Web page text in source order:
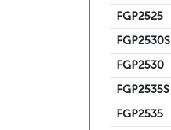
FGP2525
FGP2530S
FGP2530
FGP2535S
FGP2535